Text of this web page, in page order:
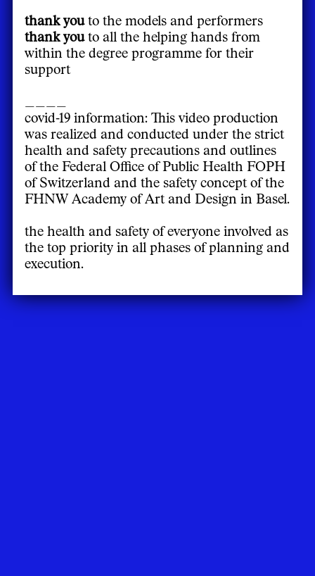
thank youto the models and performers
thank youto all the helping hands from
within the degree programme for their
support
covid-19 information: This video production
was realized and conducted under the strict
health and safety precautions and outlines
of the Federal Office of Public Health FOPH
of Switzerland and the safety concept of the
FHNW Academy of Art and Design in Basel.
the health and safety of everyone involved as
the top priority in all phases of planning and
execution.